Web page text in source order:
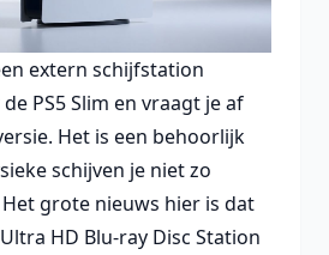
extern schijfstation
PS5 Slim en vraagt je af
Het is een behoorlijk
schijven je niet zo
grote nieuws hier is dat
HD Blu-ray Disc Station